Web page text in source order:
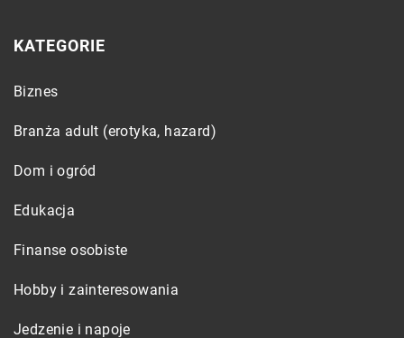
KATEGORIE
Biznes
Branża adult (erotyka, hazard)
Dom i ogród
Edukacja
Finanse osobiste
Hobby i zainteresowania
Jedzenie i napoje